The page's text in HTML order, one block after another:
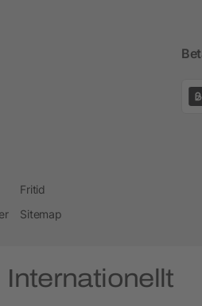
Fritid
Sitemap
Internationellt